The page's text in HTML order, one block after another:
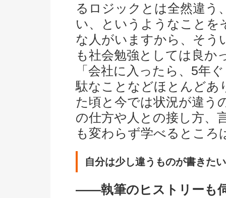
るロジックとは全然違う
い、というようなことを
な人がいますから、そう
も社会勉強としては良か
「会社に入ったら、5年
駄なことなどほとんどあ
た頃と今では状況が違う
の仕方や人との接し方、
も変わらず学べるところ
自分は少し違うものが書きたい
――執筆のヒストリーも